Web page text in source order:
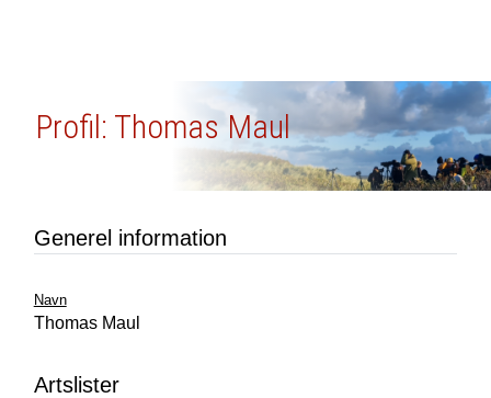
Profil: Thomas Maul
Generel information
Navn
Thomas Maul
Artslister